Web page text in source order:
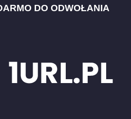
DO ODWOŁANIA